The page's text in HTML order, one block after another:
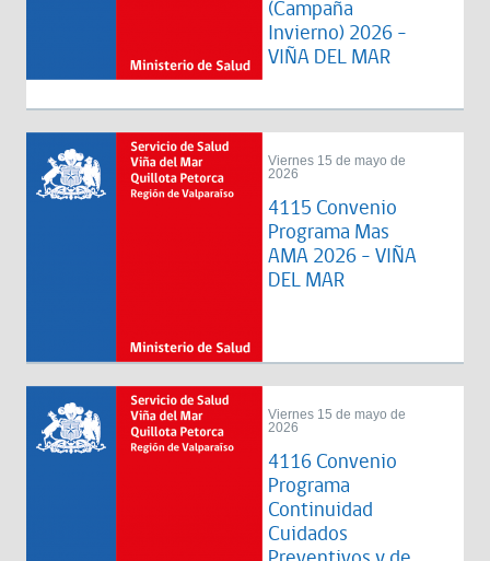
(Campaña
Invierno) 2026 -
VIÑA DEL MAR
Viernes 15 de mayo de
2026
4115 Convenio
Programa Mas
AMA 2026 - VIÑA
DEL MAR
Viernes 15 de mayo de
2026
4116 Convenio
Programa
Continuidad
Cuidados